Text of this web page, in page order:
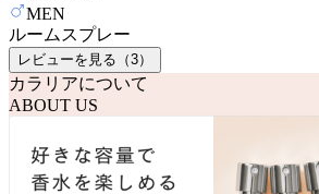
MEN
ルームスプレー
レビューを見る（3）
カラリアについて
ABOUT US